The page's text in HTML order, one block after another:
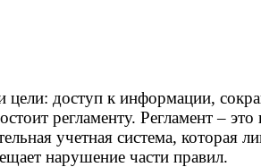
доступ к информации,
регламенту. Регламент –
учетная система, которая
нарушение части правил.